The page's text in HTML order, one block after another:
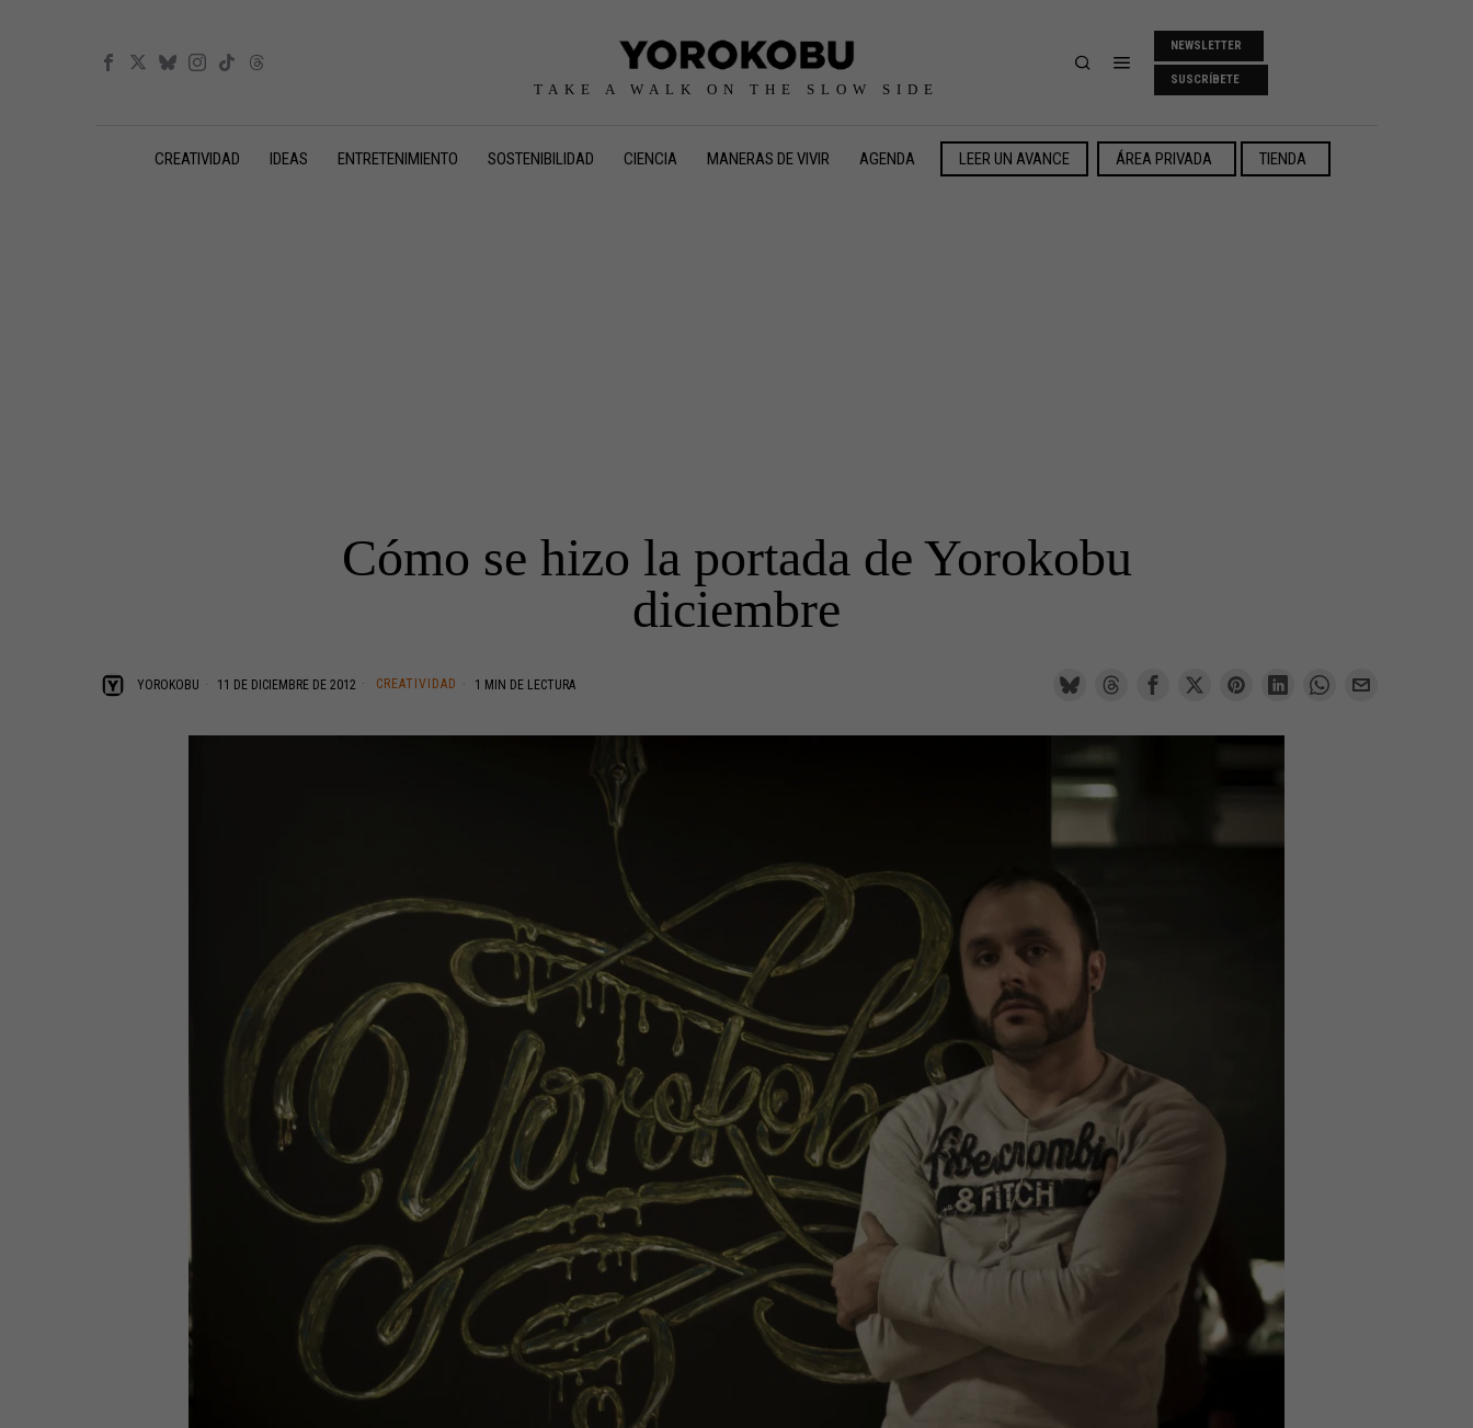
TAKE A WALK ON THE SLOW SIDE
NEWSLETTER
SUSCRÍBETE
CREATIVIDAD IDEAS ENTRETENIMIENTO SOSTENIBILIDAD CIENCIA MANERAS DE VIVIR AGENDA LEER UN AVANCE ÁREA PRIVADA TIENDA
Cómo se hizo la portada de Yorokobu
diciembre
YOROKOBU 11 DE DICIEMBRE DE 2012 CREATIVIDAD 1 MIN DE LECTURA